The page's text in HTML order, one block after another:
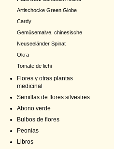
Artischocke Green Globe
Cardy
Gemüsemalve, chinesische
Neuseeländer Spinat
Okra
Tomate de lichi
Flores y otras plantas
medicinal
Semillas de flores silvestres
Abono verde
Bulbos de flores
Peonías
Libros